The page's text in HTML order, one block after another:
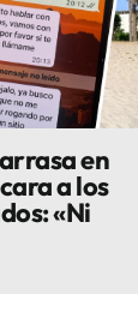
en
a los
«Ni